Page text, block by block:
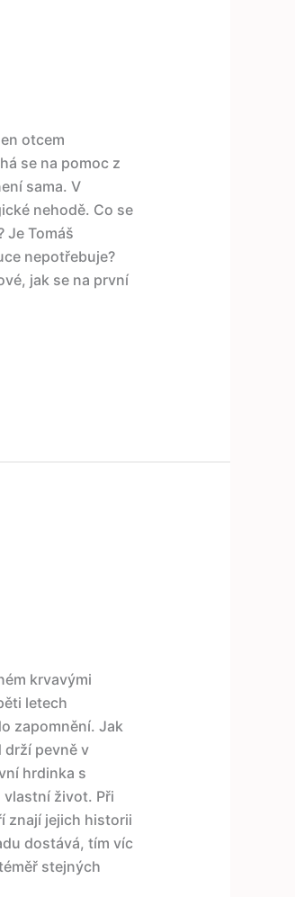
otcem
se na pomoc z
sama. V
nehodě. Co se
Je Tomáš
nepotřebuje?
jak se na první
krvavými
letech
zapomnění. Jak
drží pevně v
hrdinka s
život. Při
znají jejich historii
dostává, tím víc
stejných